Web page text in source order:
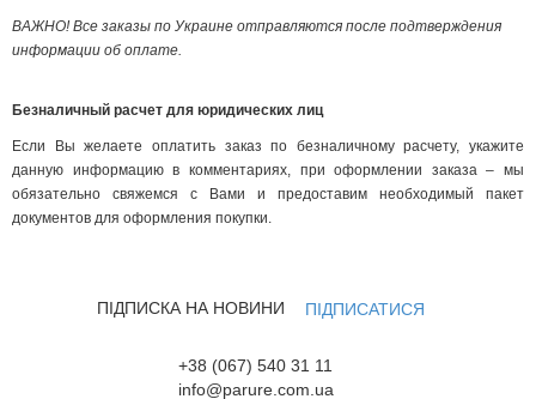
ВАЖНО! Все заказы по Украине отправляются после подтверждения
информации об оплате.
Безналичный расчет для юридических лиц
Если Вы желаете оплатить заказ по безналичному расчету, укажите
данную информацию в комментариях, при оформлении заказа – мы
обязательно свяжемся с Вами и предоставим необходимый пакет
документов для оформления покупки.
ПІДПИСКА НА НОВИНИ ПІДПИСАТИСЯ
+38 (067) 540 31 11
info@parure.com.ua